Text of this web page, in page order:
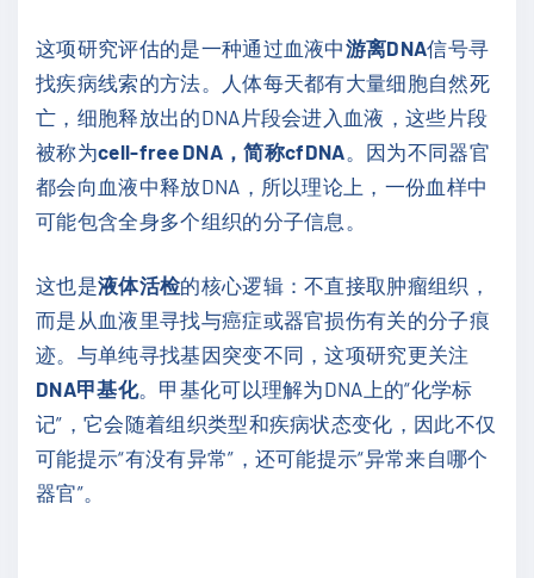
这项研究评估的是一种通过血液中游离DNA信号寻
找疾病线索的方法。人体每天都有大量细胞自然死
亡，细胞释放出的DNA片段会进入血液，这些片段
被称为cell-free DNA，简称cfDNA 。因为不同器官
都会向血液中释放DNA，所以理论上，一份血样中
可能包含全身多个组织的分子信息。
这也是液体活检的核心逻辑：不直接取肿瘤组织，
而是从血液里寻找与癌症或器官损伤有关的分子痕
迹。与单纯寻找基因突变不同，这项研究更关注
DNA甲基化。甲基化可以理解为DNA上的“化学标
记”，它会随着组织类型和疾病状态变化，因此不仅
可能提示“有没有异常”，还可能提示“异常来自哪个
器官”。